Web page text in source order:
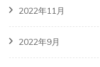
2022年11月
2022年9月